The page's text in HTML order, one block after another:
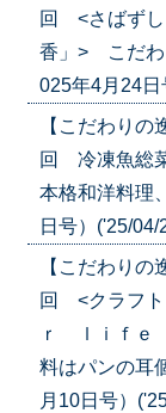
回 <さばずし
香」> こだわ
025年4月24
【こだわりの
回 冷凍魚総
本格和洋料理
日号）('25/04/
【こだわりの
回 <クラフト
ｒ ｌｉｆｅ
料はパンの耳
月10日号）